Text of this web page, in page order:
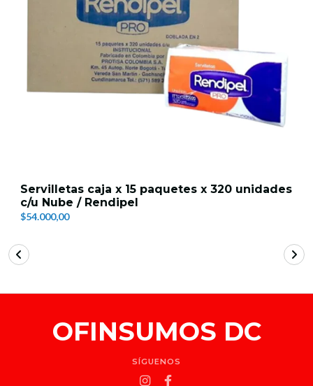
Servilletas caja x 15 paquetes x 320 unidades
c/u Nube / Rendipel
$54.000,00
OFINSUMOS DC
SÍGUENOS